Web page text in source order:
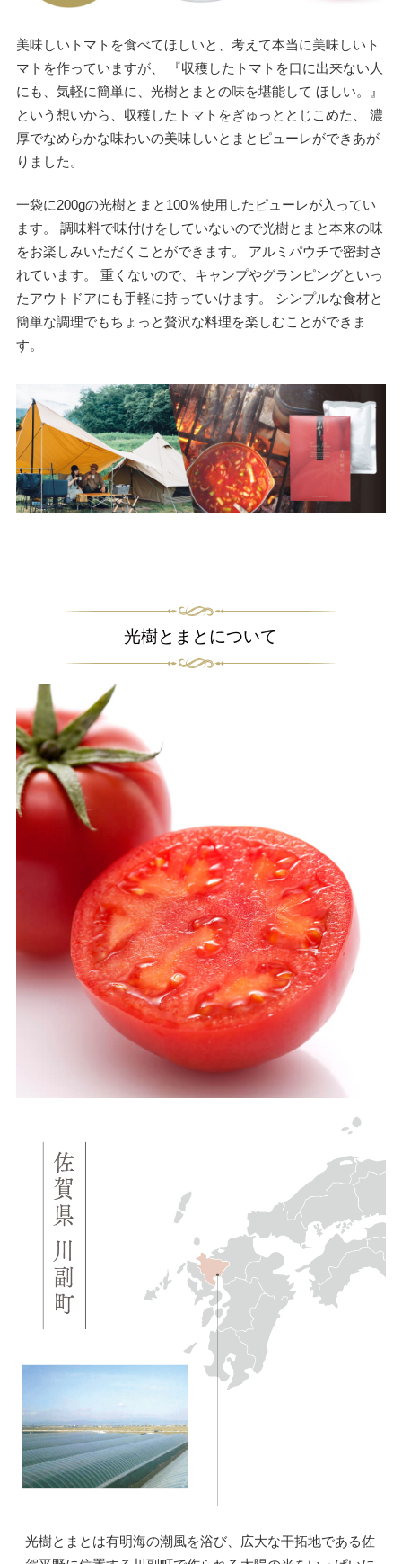
美味しいトマトを食べてほしいと、考えて本当に美味しいト
マトを作っていますが、
『収穫したトマトを口に出来ない人
にも、気軽に簡単に、光樹とまとの味を堪能して ほしい。』
という想いから、収穫したトマトをぎゅっととじこめた、
濃
厚でなめらかな味わいの美味しいとまとピューレができあが
りました。
一袋に200gの光樹とまと100％使用したピューレが入ってい
ます。
調味料で味付けをしていないので光樹とまと本来の味
をお楽しみいただくことができます。
アルミパウチで密封さ
れています。
重くないので、キャンプやグランピングといっ
たアウトドアにも手軽に持っていけます。
シンプルな食材と
簡単な調理でもちょっと贅沢な料理を楽しむことができま
す。
光樹とまとについて
光樹とまとは有明海の潮風を浴び、広大な干拓地である佐